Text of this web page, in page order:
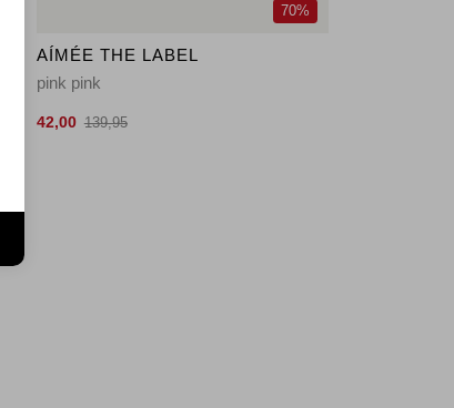
70%
AÍMÉE THE LABEL
pink pink
42,00 139,95